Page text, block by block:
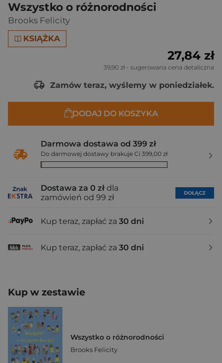
Wszystko o różnorodności
Brooks Felicity
KSIĄŻKA
27,84 zł
39,90 zł - sugerowana cena detaliczna
Zamów teraz, wyślemy w poniedziałek.
DODAJ DO KOSZYKA
Darmowa dostawa od 399 zł
Do darmowej dostawy brakuje Ci 399,00 zł
Dostawa za 0 zł dla
zamówień od 99 zł
DOŁĄCZ
Kup teraz, zapłać za 30 dni
Kup teraz, zapłać za 30 dni
Kup w zestawie
Wszystko o różnorodności
Brooks Felicity